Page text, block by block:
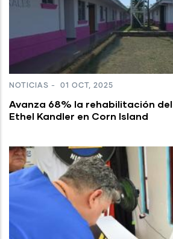
NOTICIAS - 01 OCT, 2025
Avanza 68% la rehabilitación
Ethel Kandler en Corn Island